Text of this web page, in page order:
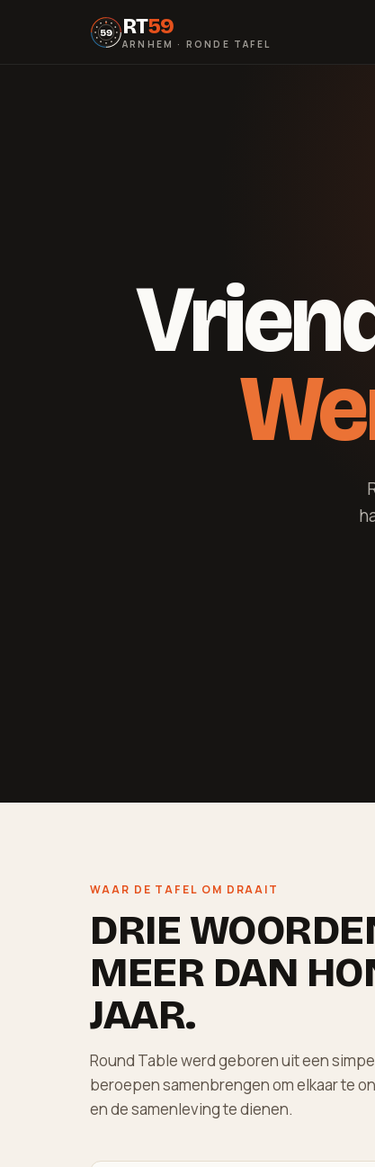
59 RT59
ARNHEM · RONDE TAFEL
WAAR DE TAFEL OM DRAAIT
DRIE
MEER DAN
JAAR.
Round Table werd geboren uit een
beroepen samenbrengen om elkaar te
en de samenleving te dienen.